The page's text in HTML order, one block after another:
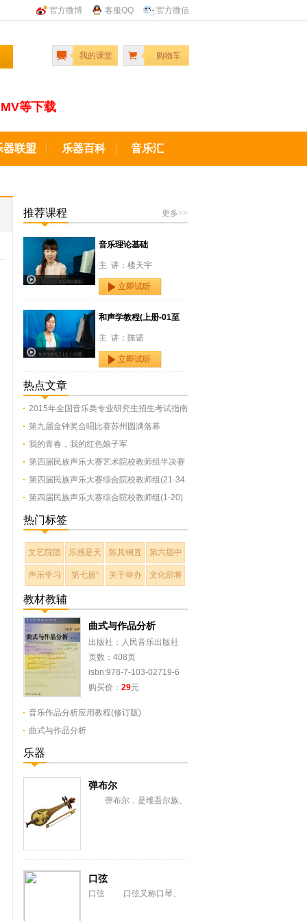
官方微博 客服QQ 官方微信
我的课堂 购物车
等下载
器联盟 乐器百科 音乐汇
更多>>
推荐课程
音乐理论基础
主 讲：楼天宇
立即试听
和声学教程(上册-01至
主 讲：陈诺
立即试听
热点文章
2015年全国音乐类专业研究生招生考试指南
第九届金钟奖合唱比赛苏州圆满落幕
我的青春，我的红色娘子军
第四届民族声乐大赛艺术院校教师组半决赛
第四届民族声乐大赛综合院校教师组(21-34
第四届民族声乐大赛综合院校教师组(1-20)
热门标签
文艺院团 乐感是天 陈其钢直 第六届中
声乐学习 第七届“ 关于举办 文化部将
教材教辅
曲式与作品分析
出版社：人民音乐出版社
页数：408页
isbn:978-7-103-02719-6
购买价： 29元
音乐作品分析应用教程(修订版)
曲式与作品分析
乐器
弹布尔
弹布尔，是维吾尔族、
口弦
口弦 口弦又称口琴、